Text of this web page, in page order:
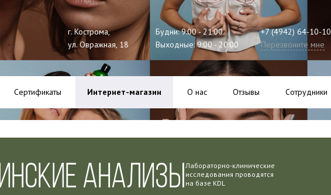
Tutto Bene
г. Кострома,
ул. Овражная, 18
Будни: 9:00 - 21:00
Выходные: 9:00 - 20:00
+7 (4942) 64-10-10
Перезвоните мне
Сертификаты Интернет-магазин О нас Отзывы Сотрудники
АНАЛИЗЫЛабораторно-клинические
исследования проводятся
на базе KDL